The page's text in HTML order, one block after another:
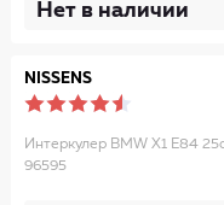
Нет в наличии
NISSENS
Интеркулер BMW X1 E84
96595